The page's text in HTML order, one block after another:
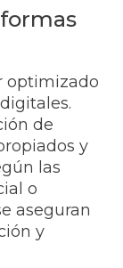
optimizado
de
y
las
o
aseguran
y